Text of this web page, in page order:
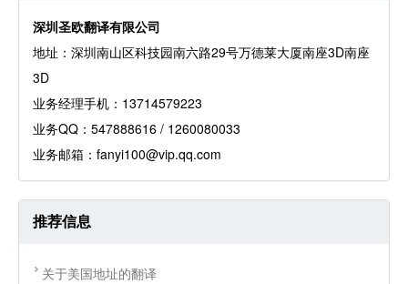
深圳圣欧翻译有限公司
地址：深圳南山区科技园南六路29号万德莱大厦南座3D南座
3D
业务经理手机：13714579223
业务QQ：547888616 / 1260080033
业务邮箱：fanyi100@vip.qq.com
推荐信息
关于美国地址的翻译